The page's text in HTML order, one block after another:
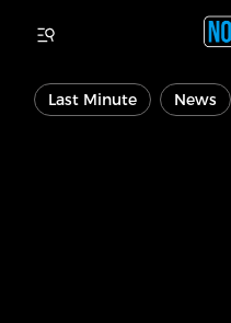
Last Minute News